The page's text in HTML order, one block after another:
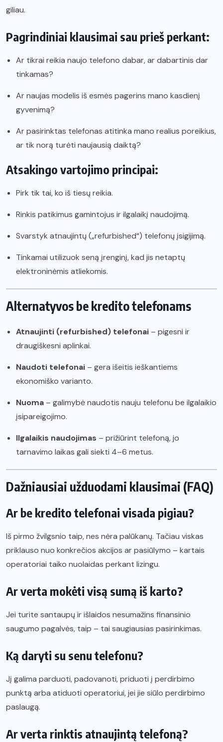
giliau.
Pagrindiniai klausimai sau prieš perkant:
Ar tikrai reikia naujo telefono dabar, ar dabartinis dar
tinkamas?
Ar naujas modelis iš esmės pagerins mano kasdienį
gyvenimą?
Ar pasirinktas telefonas atitinka mano realius poreikius,
ar tik norą turėti naujausią daiktą?
Atsakingo vartojimo principai:
Pirk tik tai, ko iš tiesų reikia.
Rinkis patikimus gamintojus ir ilgalaikį naudojimą.
Svarstyk atnaujintų („refurbished“) telefonų įsigijimą.
Tinkamai utilizuok seną įrenginį, kad jis netaptų
elektroninėmis atliekomis.
Alternatyvos be kredito telefonams
Atnaujinti (refurbished) telefonai – pigesni ir
draugiškesni aplinkai.
Naudoti telefonai – gera išeitis ieškantiems
ekonomiško varianto.
Nuoma – galimybė naudotis nauju telefonu be ilgalaikio
įsipareigojimo.
Ilgalaikis naudojimas – prižiūrint telefoną, jo
tarnavimo laikas gali siekti 4–6 metus.
Dažniausiai užduodami klausimai (FAQ)
Ar be kredito telefonai visada pigiau?
Iš pirmo žvilgsnio taip, nes nėra palūkanų. Tačiau viskas
priklauso nuo konkrečios akcijos ar pasiūlymo – kartais
operatoriai taiko nuolaidas perkant lizingu.
Ar verta mokėti visą sumą iš karto?
Jei turite santaupų ir išlaidos nesumažins finansinio
saugumo pagalvės, taip – tai saugiausias pasirinkimas.
Ką daryti su senu telefonu?
Jį galima parduoti, padovanoti, priduoti į perdirbimo
punktą arba atiduoti operatoriui, jei jie siūlo perdirbimo
paslaugą.
Ar verta rinktis atnaujintą telefoną?